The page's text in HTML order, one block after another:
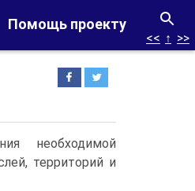
Помощь проекту
<< ↑ >>
необходимой
территорий и